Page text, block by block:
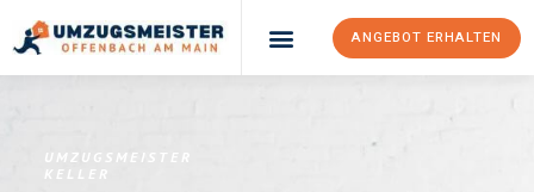
ANGEBOT ERHALTEN
UMZUGSMEISTER
KELLER